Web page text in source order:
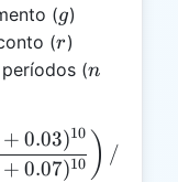
(g
g)
(r
r)
(n
n
2000 \times
+ 0.07)10
+ 0.03)10 ) /